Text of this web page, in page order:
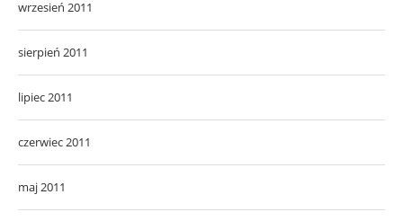
wrzesień 2011
sierpień 2011
lipiec 2011
czerwiec 2011
maj 2011